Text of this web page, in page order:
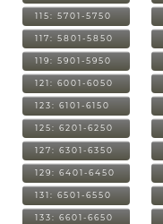
115: 5701-5750
117: 5801-5850
119: 5901-5950
121: 6001-6050
123: 6101-6150
125: 6201-6250
127: 6301-6350
129: 6401-6450
131: 6501-6550
133: 6601-6650